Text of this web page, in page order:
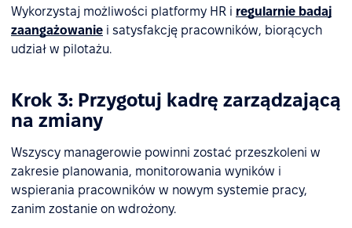
Wykorzystaj możliwości platformy HR i regularnie badaj
zaangażowanie i satysfakcję pracowników, biorących
udział w pilotażu.
Krok 3: Przygotuj kadrę zarządzającą
na zmiany
Wszyscy managerowie powinni zostać przeszkoleni w
zakresie planowania, monitorowania wyników i
wspierania pracowników w nowym systemie pracy,
zanim zostanie on wdrożony.